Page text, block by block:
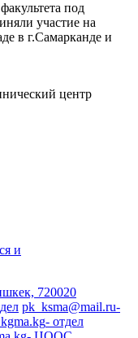
под
участие на
в г.Самарканде и
центр
и
720020
pk_ksma@mail.ru-
- отдел